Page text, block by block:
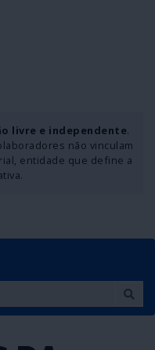
livre e independente.
não vinculam
entidade que define a